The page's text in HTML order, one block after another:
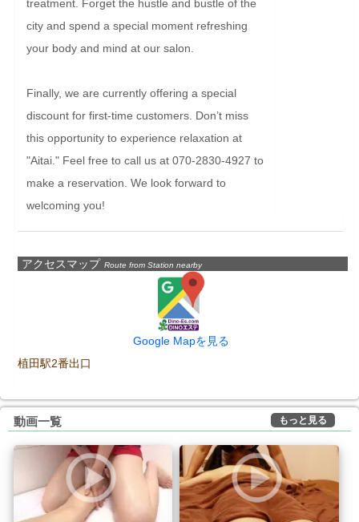
treatment. Forget the hustle and bustle of the
city and spend a special moment refreshing
your body and mind at our salon.
Finally, we are currently offering a special
discount for first-time customers. Don’t miss
this opportunity to experience relaxation at
"Aitai." Feel free to call us at 070-2830-4927 to
make a reservation. We look forward to
welcoming you!
アクセスマップ Route from Station nearby
Google Mapを見る
植田駅2番出口
動画一覧 もっと見る